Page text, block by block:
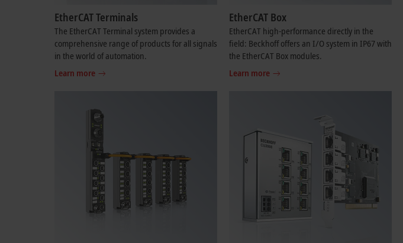
EtherCAT Terminals
The EtherCAT Terminal system provides a
comprehensive range of products for all signals
in the world of automation.
Learn more
EtherCAT Box
EtherCAT high-performance directly in the
field: Beckhoff offers an I/O system in IP67 with
the EtherCAT Box modules.
Learn more